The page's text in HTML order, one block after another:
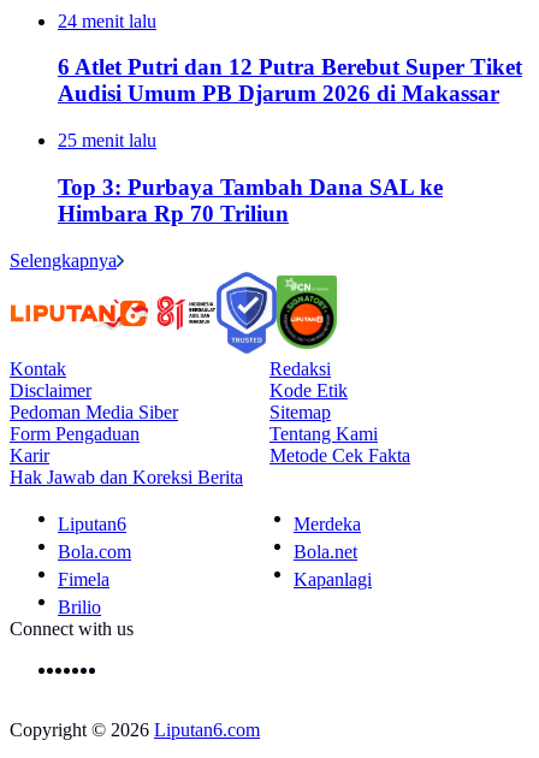
24 menit lalu
6 Atlet Putri dan 12 Putra Berebut Super Tiket
Audisi Umum PB Djarum 2026 di Makassar
25 menit lalu
Top 3: Purbaya Tambah Dana SAL ke
Himbara Rp 70 Triliun
Selengkapnya
Kontak
Redaksi
Disclaimer
Kode Etik
Pedoman Media Siber
Sitemap
Form Pengaduan
Tentang Kami
Karir
Metode Cek Fakta
Hak Jawab dan Koreksi Berita
Liputan6
Merdeka
Bola.com
Bola.net
Fimela
Kapanlagi
Brilio
Connect with us
Copyright © 2026 Liputan6.com